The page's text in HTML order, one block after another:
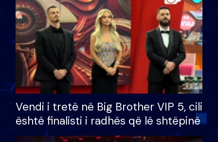
Vendi i tretë në Big Brother VIP 5, cili
është finalisti i radhës që lë shtëpinë